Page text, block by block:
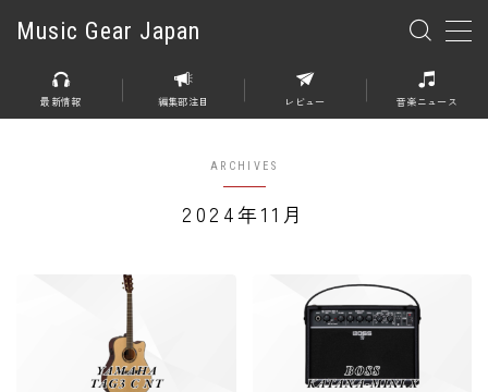
Music Gear Japan
MENU
エフェクター
最新情報 編集部注目 レビュー 音楽ニュース
ARCHIVES
2024年11月